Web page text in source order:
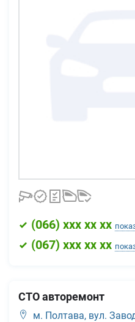
(066) xxx xx xx
(067) xxx xx xx
СТО авторемонт
м. Полтава, вул.